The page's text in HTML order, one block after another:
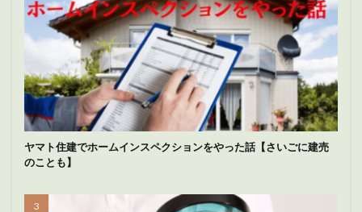
ヤマト住建でホームインスペクションをやった話【さいごに建売
のことも】